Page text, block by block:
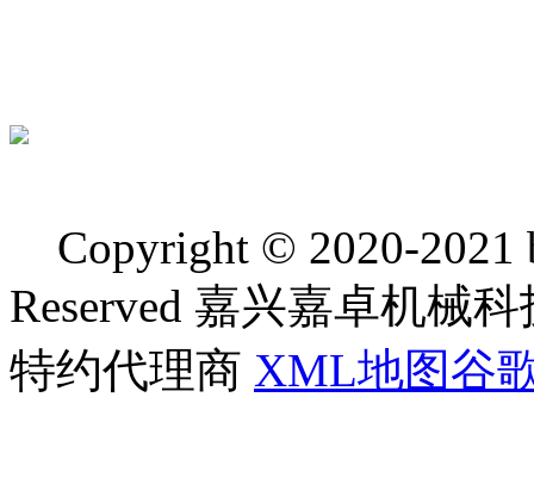
Copyright © 2020-2021
Reserved 嘉兴嘉卓机械
特约代理商 XML地图谷